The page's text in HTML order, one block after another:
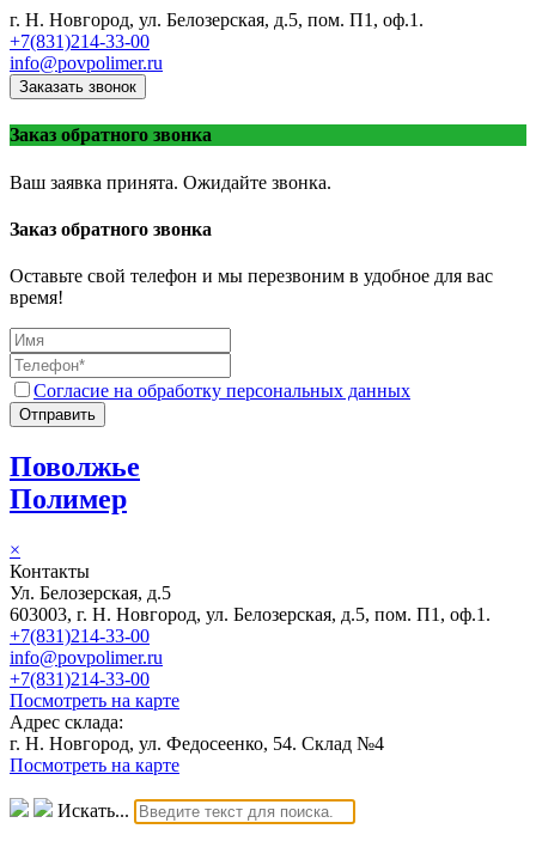
г. Н. Новгород, ул. Белозерская, д.5, пом. П1, оф.1.
+7(831)214-33-00
info@povpolimer.ru
Заказать звонок
Заказ обратного звонка
Ваш заявка принята. Ожидайте звонка.
Заказ обратного звонка
Оставьте свой телефон и мы перезвоним в удобное для вас
время!
Согласие на обработку персональных данных
Отправить
Поволжье
Полимер
×
Контакты
Ул. Белозерская, д.5
603003, г. Н. Новгород, ул. Белозерская, д.5, пом. П1, оф.1.
+7(831)214-33-00
info@povpolimer.ru
+7(831)214-33-00
Посмотреть на карте
Адрес склада:
г. Н. Новгород, ул. Федосеенко, 54. Склад №4
Посмотреть на карте
Искать...